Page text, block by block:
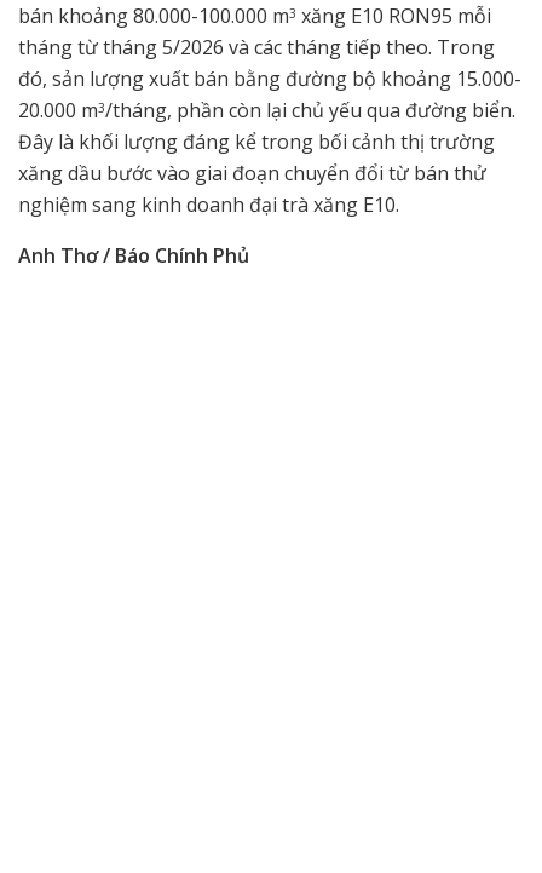
bán khoảng 80.000-100.000 m3 xăng E10 RON95 mỗi
tháng từ tháng 5/2026 và các tháng tiếp theo. Trong
đó, sản lượng xuất bán bằng đường bộ khoảng 15.000-
20.000 m3/tháng, phần còn lại chủ yếu qua đường biển.
Đây là khối lượng đáng kể trong bối cảnh thị trường
xăng dầu bước vào giai đoạn chuyển đổi từ bán thử
nghiệm sang kinh doanh đại trà xăng E10.
Anh Thơ / Báo Chính Phủ